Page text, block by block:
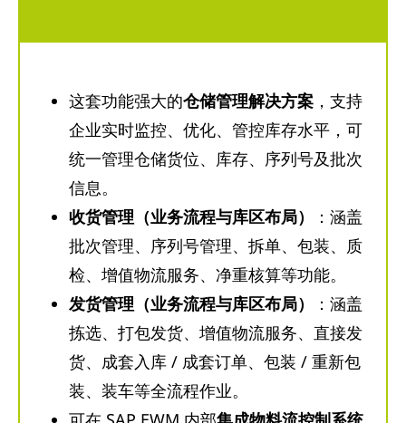
这套功能强大的仓储管理解决方案 ，支持
企业实时监控、优化、管控库存水平，可
统一管理仓储货位、库存、序列号及批次
信息。
收货管理（业务流程与库区布局）
：涵盖
批次管理、序列号管理、拆单、包装、质
检、增值物流服务、净重核算等功能。
发货管理（业务流程与库区布局）
：涵盖
拣选、打包发货、增值物流服务、直接发
货、成套入库 / 成套订单、包装 / 重新包
装、装车等全流程作业。